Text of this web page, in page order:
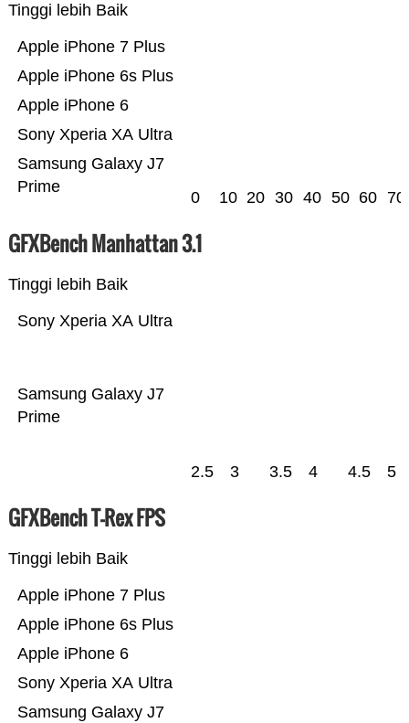
Tinggi lebih Baik
Samsung Galaxy J7
Prime
Sony Xperia XA Ultra
Apple iPhone 6
Apple iPhone 6s Plus
Apple iPhone 7 Plus
0 10 20 30 40 50 60 70
GFXBench Manhattan 3.1
Tinggi lebih Baik
Samsung Galaxy J7
Prime
Sony Xperia XA Ultra
2.5 3 3.5 4 4.5 5
GFXBench T-Rex FPS
Tinggi lebih Baik
Samsung Galaxy J7
Sony Xperia XA Ultra
Apple iPhone 6
Apple iPhone 6s Plus
Apple iPhone 7 Plus